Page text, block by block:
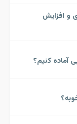
و افزایش
آماده کنیم؟